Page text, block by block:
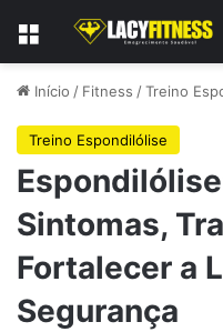
Menu
Início / Fitness /Treino
Treino Espondilólise
Sintomas,
Fortalecer a
Segurança